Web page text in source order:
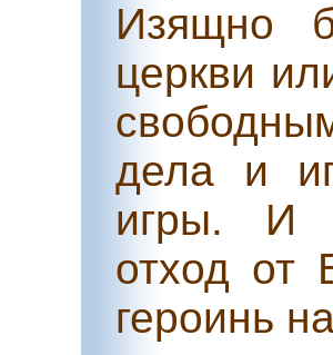
Изящно
церкви
дела и
игры. И
отход от
героинь